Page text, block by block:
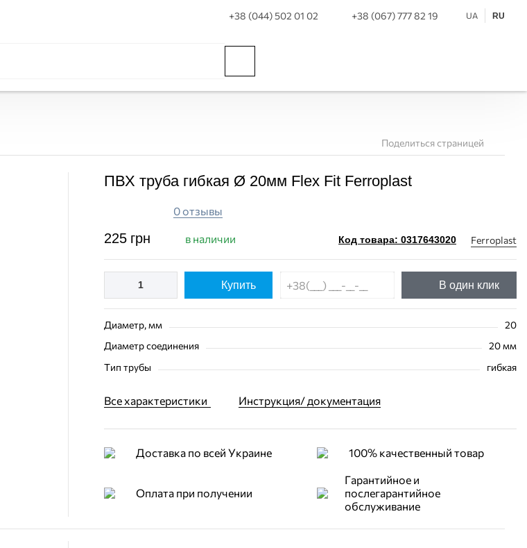
+38 (044) 502 01 02 +38 (067) 777 82 19 UA RU
Поделиться страницей
ПВХ труба гибкая Ø 20мм Flex Fit Ferroplast
0 отзывы
225 грн в наличии Код товара: 0317643020 Ferroplast
Купить В один клик
Диаметр, мм
20
Диаметр соединения
20 мм
Тип трубы
гибкая
Все характеристики Инструкция/ документация
Доставка по всей Украине 100% качественный товар
Оплата при получении
Гарантийное и
послегарантийное
обслуживание